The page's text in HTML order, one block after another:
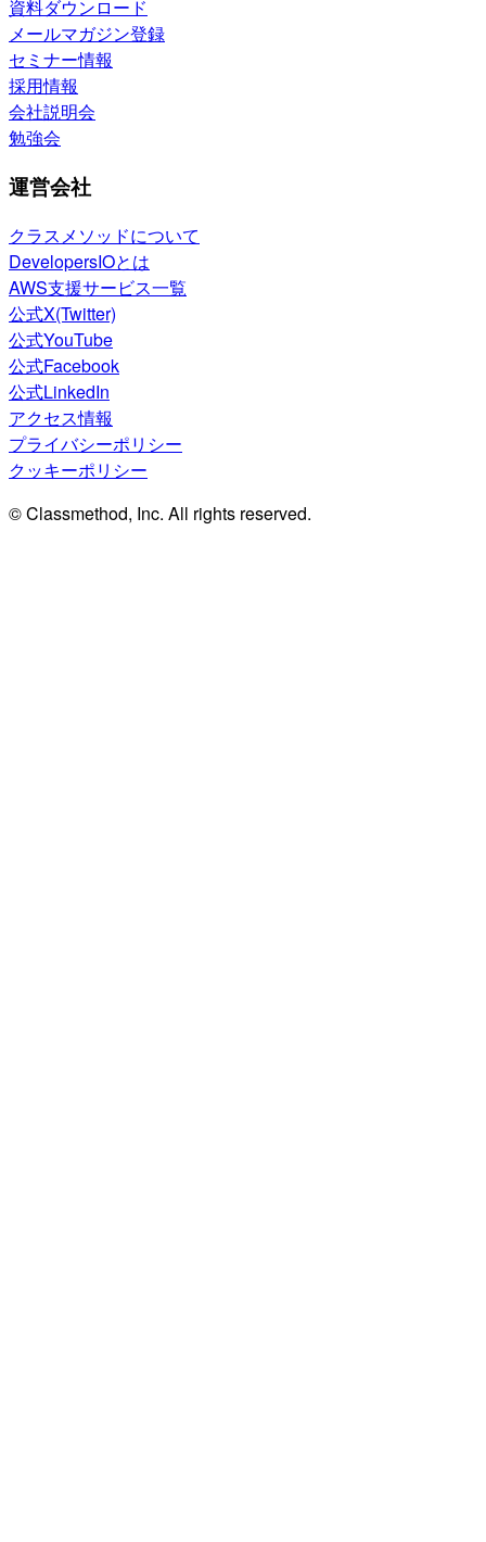
資料ダウンロード
メールマガジン登録
セミナー情報
採用情報
会社説明会
勉強会
運営会社
クラスメソッドについて
DevelopersIOとは
AWS支援サービス一覧
公式X(Twitter)
公式YouTube
公式Facebook
公式LinkedIn
アクセス情報
プライバシーポリシー
クッキーポリシー
© Classmethod, Inc. All rights reserved.